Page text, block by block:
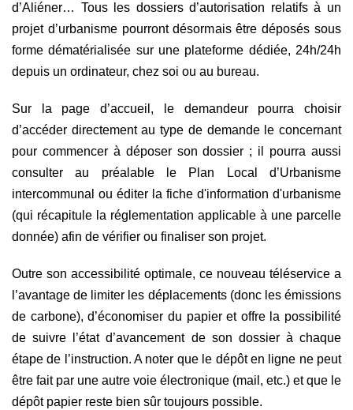
d’Aliéner… Tous les dossiers d’autorisation relatifs à un
projet d’urbanisme pourront désormais être déposés sous
forme dématérialisée sur une plateforme dédiée, 24h/24h
depuis un ordinateur, chez soi ou au bureau.
Sur la page d’accueil, le demandeur pourra choisir
d’accéder directement au type de demande le concernant
pour commencer à déposer son dossier ; il pourra aussi
consulter au préalable le Plan Local d’Urbanisme
intercommunal ou éditer la fiche d'information d'urbanisme
(qui récapitule la réglementation applicable à une parcelle
donnée) afin de vérifier ou finaliser son projet.
Outre son accessibilité optimale, ce nouveau téléservice a
l’avantage de limiter les déplacements (donc les émissions
de carbone), d’économiser du papier et offre la possibilité
de suivre l’état d’avancement de son dossier à chaque
étape de l’instruction. A noter que le dépôt en ligne ne peut
être fait par une autre voie électronique (mail, etc.) et que le
dépôt papier reste bien sûr toujours possible.